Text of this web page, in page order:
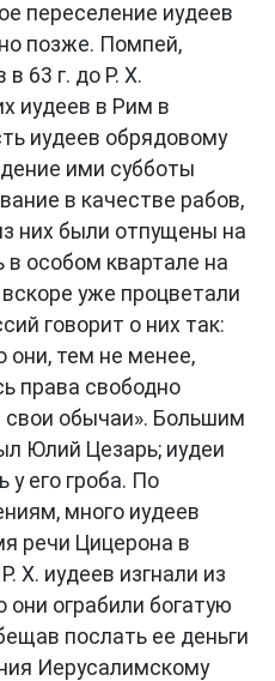
переселение иудеев
позже. Помпей,
63 г. до Р. Х.
иудеев в Рим в
иудеев обрядовому
ими субботы
в качестве рабов,
них были отпущены на
особом квартале на
уже процветали
говорит о них так:
они, тем не менее,
права свободно
свои обычаи». Большим
Юлий Цезарь; иудеи
у его гроба. По
много иудеев
речи Цицерона в
Х. иудеев изгнали из
они ограбили богатую
послать ее деньги
Иерусалимскому